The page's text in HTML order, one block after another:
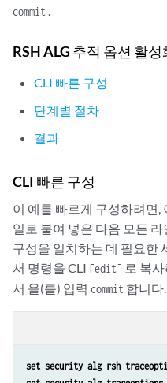
des--
                }
            }
    }
commit .
RSH ALG 추적 옵션 활성
CLI 빠른 구성
단계별 절차
결과
CLI 빠른 구성
이 예를 빠르게 구성하려면,
일로 붙여 넣은 다음 모든
구성을 일치하는 데 필요한
서 명령을 CLI [edit] 로 복
서 을(를) 입력 commit 합니다.
set security alg rsh